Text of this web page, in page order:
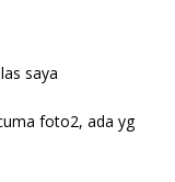
saya
foto2, ada yg